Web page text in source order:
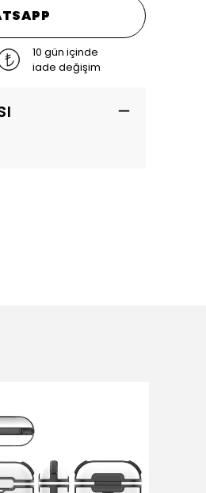
10 gün içinde
iade değişim